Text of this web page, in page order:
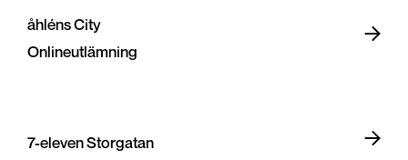
åhléns City
Onlineutlämning
7-eleven Storgatan